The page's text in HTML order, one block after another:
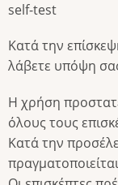
self-test
Κατά την
λάβετε υπόψη
Η χρήση
όλους τους
Κατά την